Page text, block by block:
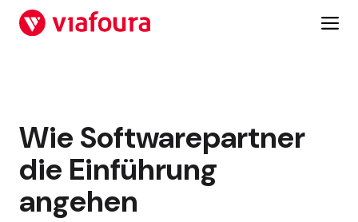
Inhalt
Wie Softwarepartner
die Einführung
angehen